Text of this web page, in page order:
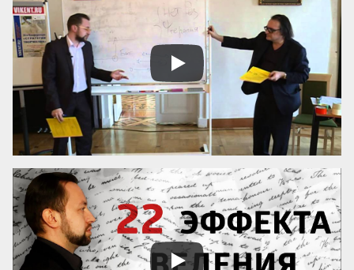
Почему можно доверять анонсу?
Содержание публичного объявления
почти всегда отражает суть самой
программы. Если организаторы вложили
силы в качественный курс, они
обязательно напишут об этом конкретно.
И наоборот: размытые фразы и
отсутствие деталей – верный ...